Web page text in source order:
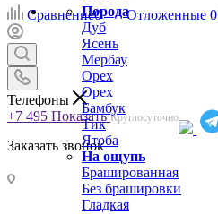
Порода
Дуб
Ясень
Мербау
Орех
Орех
Бамбук
Тик
Ятоба
На ощупь
Брашированная
Без брашировки
Гладкая
Сравнение0 Отложенные 0
Телефоны
+7 495 Показать Круглосуточно
Заказать звонок